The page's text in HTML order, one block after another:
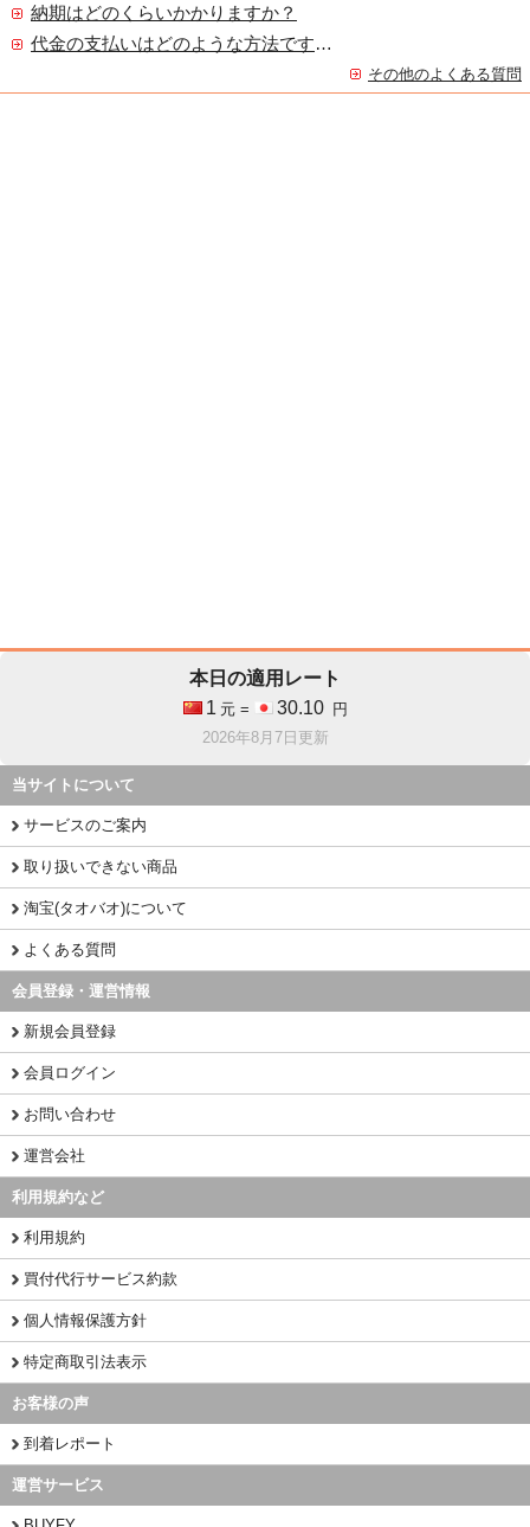
納期はどのくらいかかりますか？
代金の支払いはどのような方法ですか？
その他のよくある質問
本日の適用レート
1 元 = 30.10
円
2026年8月7日更新
当サイトについて
サービスのご案内
取り扱いできない商品
淘宝(タオバオ)について
よくある質問
会員登録・運営情報
新規会員登録
会員ログイン
お問い合わせ
運営会社
利用規約など
利用規約
買付代行サービス約款
個人情報保護方針
特定商取引法表示
お客様の声
到着レポート
運営サービス